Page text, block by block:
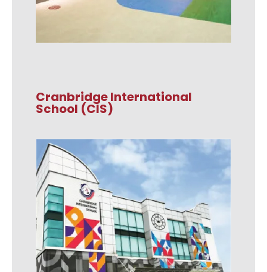
Cranbridge International
School (CIS)